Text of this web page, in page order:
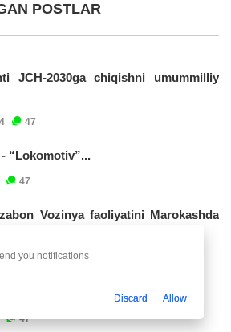
POSTLAR
JCH-2030ga chiqishni umummilliy
47
“Lokomotiv”...
47
Vozinya faoliyatini Marokashda
47
"Neftchi" (matnli...
47
you notifications
Discard Allow